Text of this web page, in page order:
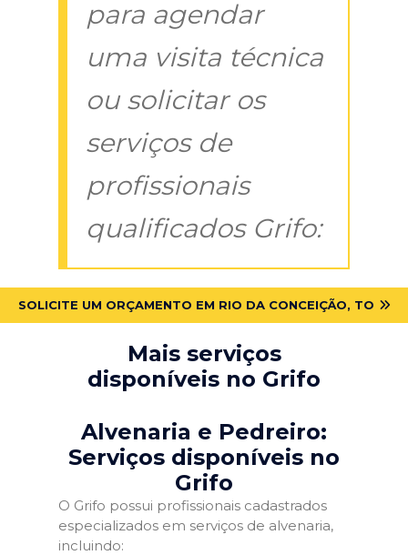
para agendar
uma visita técnica
ou solicitar os
serviços de
profissionais
qualificados Grifo:
SOLICITE UM ORÇAMENTO EM RIO DA CONCEIÇÃO, TO
Mais serviços
disponíveis no Grifo
Alvenaria e Pedreiro:
Serviços disponíveis no
Grifo
O Grifo possui profissionais cadastrados
especializados em serviços de alvenaria,
incluindo: